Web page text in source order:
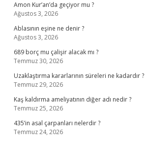
Amon Kur’an’da geçiyor mu ?
Ağustos 3, 2026
Ablasının eşine ne denir ?
Ağustos 3, 2026
689 borç mu çalişir alacak mı ?
Temmuz 30, 2026
Uzaklaştırma kararlarının süreleri ne kadardır ?
Temmuz 29, 2026
Kaş kaldırma ameliyatının diğer adı nedir ?
Temmuz 25, 2026
435’in asal çarpanları nelerdir ?
Temmuz 24, 2026